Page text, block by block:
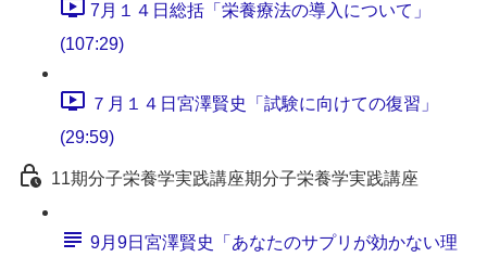
7月１４日総括「栄養療法の導入について」
(107:29)
７月１４日宮澤賢史「試験に向けての復習」
(29:59)
11期分子栄養学実践講座期分子栄養学実践講座
9月9日宮澤賢史「あなたのサプリが効かない理